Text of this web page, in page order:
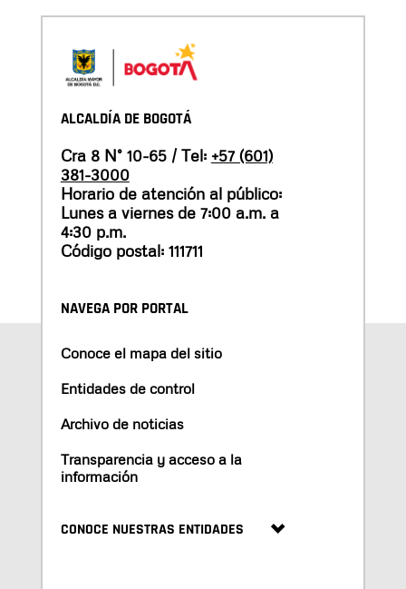
ALCALDÍA DE BOGOTÁ
Cra 8 N° 10-65 / Tel: +57 (601)
381-3000
Horario de atención al público:
Lunes a viernes de 7:00 a.m. a
4:30 p.m.
Código postal: 111711
NAVEGA POR PORTAL
Conoce el mapa del sitio
Entidades de control
Archivo de noticias
Transparencia y acceso a la
información
CONOCE NUESTRAS ENTIDADES